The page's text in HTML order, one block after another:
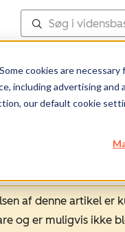
cookies are
including advertising
our default cookie
af denne artikel er
og er muligvis ikke